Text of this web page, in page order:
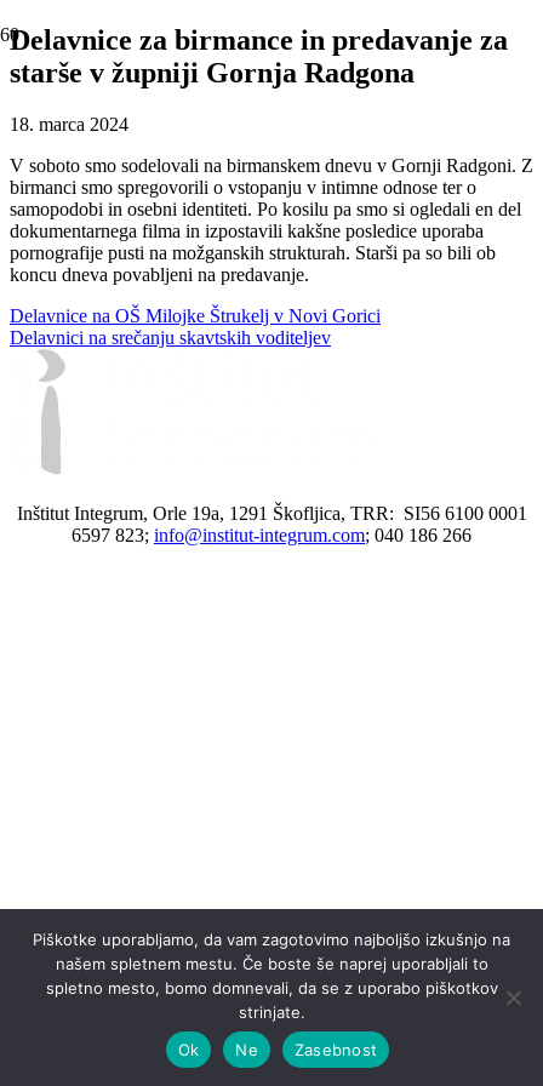
Delavnice za birmance in predavanje za
starše v župniji Gornja Radgona
18. marca 2024
V soboto smo sodelovali na birmanskem dnevu v Gornji Radgoni. Z
birmanci smo spregovorili o vstopanju v intimne odnose ter o
samopodobi in osebni identiteti. Po kosilu pa smo si ogledali en del
dokumentarnega filma in izpostavili kakšne posledice uporaba
pornografije pusti na možganskih strukturah. Starši pa so bili ob
koncu dneva povabljeni na predavanje.
Delavnice na OŠ Milojke Štrukelj v Novi Gorici
Delavnici na srečanju skavtskih voditeljev
Inštitut Integrum, Orle 19a, 1291 Škofljica, TRR: SI56 6100 0001
6597 823; info@institut-integrum.com; 040 186 266
Piškotke uporabljamo, da vam zagotovimo najboljšo izkušnjo na
našem spletnem mestu. Če boste še naprej uporabljali to
spletno mesto, bomo domnevali, da se z uporabo piškotkov
strinjate.
Ok
Ne Zasebnost